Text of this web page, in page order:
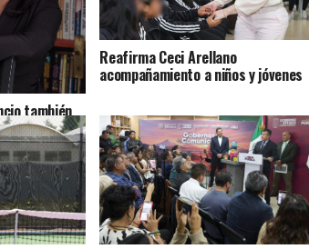
también
Reafirma Ceci Arellano
acompañamiento a niños y jóvenes